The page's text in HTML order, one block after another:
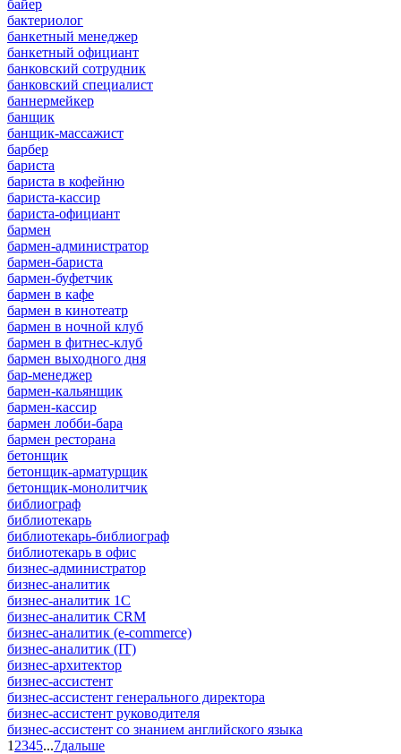
байер
бактериолог
банкетный менеджер
банкетный официант
банковский сотрудник
банковский специалист
баннермейкер
банщик
банщик-массажист
барбер
бариста
бариста в кофейню
бариста-кассир
бариста-официант
бармен
бармен-администратор
бармен-бариста
бармен-буфетчик
бармен в кафе
бармен в кинотеатр
бармен в ночной клуб
бармен в фитнес-клуб
бармен выходного дня
бар-менеджер
бармен-кальянщик
бармен-кассир
бармен лобби-бара
бармен ресторана
бетонщик
бетонщик-арматурщик
бетонщик-монолитчик
библиограф
библиотекарь
библиотекарь-библиограф
библиотекарь в офис
бизнес-администратор
бизнес-аналитик
бизнес-аналитик 1С
бизнес-аналитик CRM
бизнес-аналитик (e-commerce)
бизнес-аналитик (IT)
бизнес-архитектор
бизнес-ассистент
бизнес-ассистент генерального директора
бизнес-ассистент руководителя
бизнес-ассистент со знанием английского языка
1 2345...7дальше